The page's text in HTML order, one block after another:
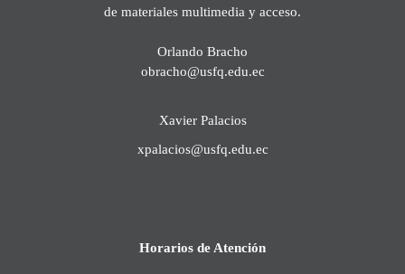
de materiales multimedia y acceso.
Orlando Bracho
obracho@usfq.edu.ec
Xavier Palacios
xpalacios@usfq.edu.ec
Horarios de Atención